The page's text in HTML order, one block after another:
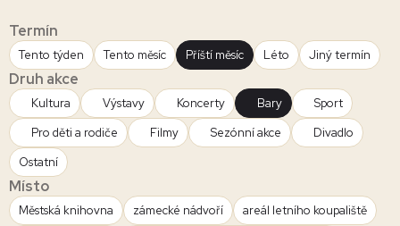
Termín
Tento týden Tento měsíc Příští měsíc Léto Jiný termín
Druh akce
Kultura Výstavy Koncerty Bary
Sport
Pro děti a rodiče
Filmy Sezónní akce
Divadlo
Ostatní
Místo
Městská knihovna zámecké nádvoří
areál letního koupaliště